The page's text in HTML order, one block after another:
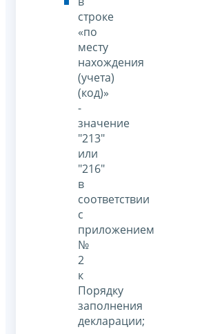
строке
«по
месту
нахождения
(учета)
(код)»
-
значение
"213"
или
"216"
в
соответствии
с
приложением
№
2
к
Порядку
заполнения
декларации;